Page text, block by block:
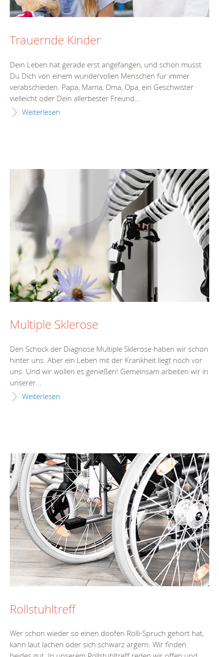
Trauernde Kinder
Dein Leben hat gerade erst angefangen, und schon musst
Du Dich von einem wundervollen Menschen für immer
verabschieden. Papa, Mama, Oma, Opa, ein Geschwister
vielleicht oder Dein allerbester Freund...
Weiterlesen
Multiple Sklerose
Den Schock der Diagnose Multiple Sklerose haben wir schon
hinter uns. Aber ein Leben mit der Krankheit liegt noch vor
uns. Und wir wollen es genießen! Gemeinsam arbeiten wir in
unserer...
Weiterlesen
Rollstuhltreff
Wer schon wieder so einen doofen Rolli-Spruch gehört hat,
kann laut lachen oder sich schwarz ärgern. Wir finden